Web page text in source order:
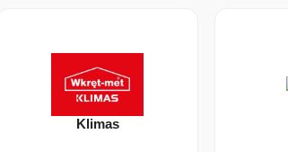
Klimas